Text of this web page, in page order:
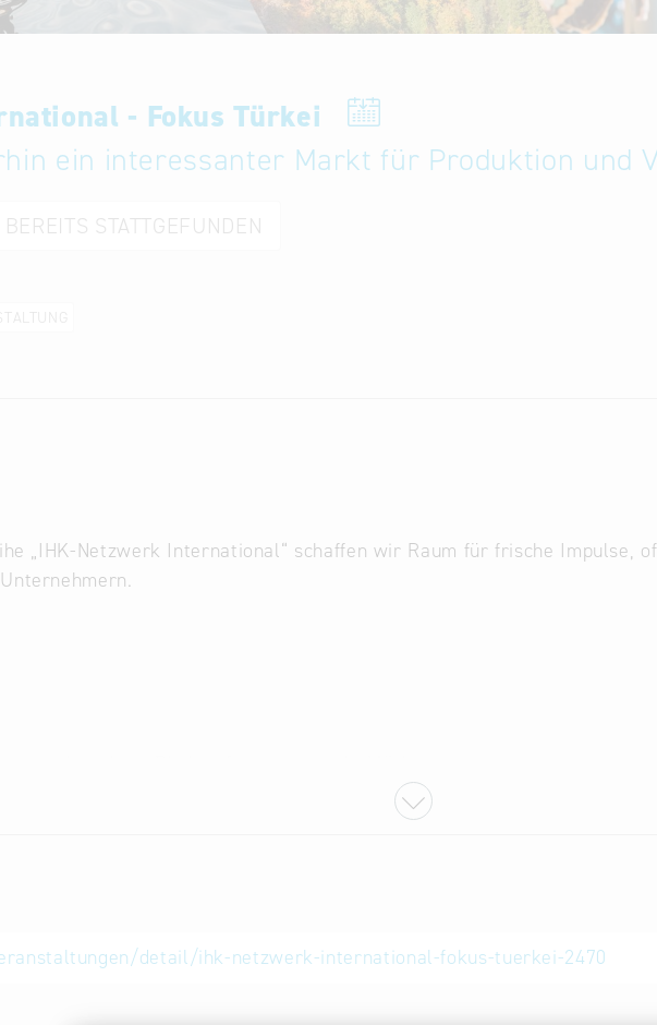
- Fokus Türkei
ein interessanter Markt für Produktion und
STATTGEFUNDEN
„IHK-Netzwerk International“ schaffen wir Raum für frische Impulse,
Ihre Fragen ein, tauschen Sie Erfahrungen aus
kleine regionaltypische Snacks ist gesorgt
Türkei in den Mittelpunkt. Die Türkei bietet Unternehmen einen
von Europa nach Asien und wettbewerbsfähige Kosten – steht
detail/ihk-netzwerk-international-fokus-tuerkei-2470